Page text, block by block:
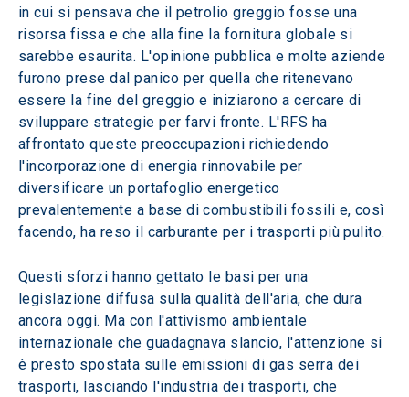
in cui si pensava che il petrolio greggio fosse una
risorsa fissa e che alla fine la fornitura globale si
sarebbe esaurita. L'opinione pubblica e molte aziende
furono prese dal panico per quella che ritenevano
essere la fine del greggio e iniziarono a cercare di
sviluppare strategie per farvi fronte. L'RFS ha
affrontato queste preoccupazioni richiedendo
l'incorporazione di energia rinnovabile per
diversificare un portafoglio energetico
prevalentemente a base di combustibili fossili e, così
facendo, ha reso il carburante per i trasporti più pulito.
Questi sforzi hanno gettato le basi per una
legislazione diffusa sulla qualità dell'aria, che dura
ancora oggi. Ma con l'attivismo ambientale
internazionale che guadagnava slancio, l'attenzione si
è presto spostata sulle emissioni di gas serra dei
trasporti, lasciando l'industria dei trasporti, che